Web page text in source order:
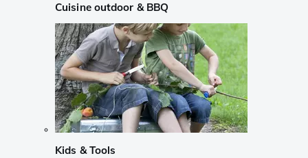
Cuisine outdoor & BBQ
Kids & Tools